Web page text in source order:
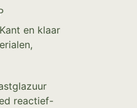
Kant en klaar
,
reactief-